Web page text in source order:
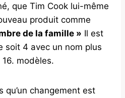
que Tim Cook lui-même
produit comme
de la famille » Il est
soit 4 avec un nom plus
16. modèles.
qu’un changement est